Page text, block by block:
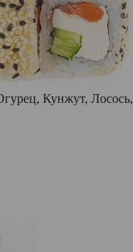
Кунжут, Лосось,